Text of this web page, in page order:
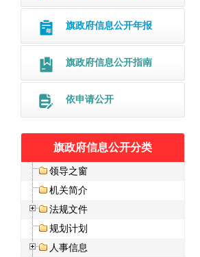
旗政府信息公开年报
旗政府信息公开指南
依申请公开
旗政府信息公开分类
领导之窗
机关简介
法规文件
规划计划
人事信息